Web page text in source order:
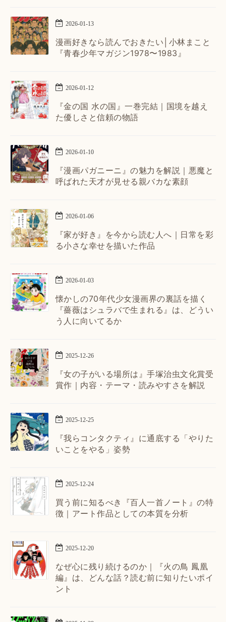
2026-01-13
漫画好きなら読んでおきたい│小林まこと
『青春少年マガジン1978〜1983』
2026-01-12
『金の国 水の国』一巻完結｜国境を越え
た優しさと信頼の物語
2026-01-10
『漫画パガニーニ』の魅力を解説｜悪魔と
呼ばれた天才が見せる親バカな素顔
2026-01-06
『家が好き』を今から読む人へ｜日常を彩
る小さな幸せを描いた作品
2026-01-03
懐かしの70年代少女漫画界の裏話を描く
『薔薇はシュラバで生まれる』は、どうい
う人に向いてるか
2025-12-26
『女の子がいる場所は』手塚治虫文化賞受
賞作｜内容・テーマ・読みやすさを解説
2025-12-25
『我らコンタクティ』に通底する「やりた
いことをやる」姿勢
2025-12-24
買う前に知るべき『百人一首ノート』の特
徴｜アート作品としての本質を分析
2025-12-20
なぜ心に残り続けるのか｜『火の鳥 鳳凰
編』は、どんな話？読む前に知りたいポイ
ント